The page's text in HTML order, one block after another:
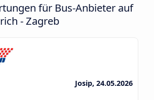
für Bus-Anbieter auf
- Zagreb
Josip, 24.05.2026